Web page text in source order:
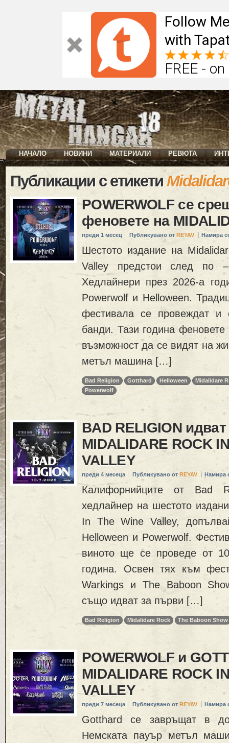
Follow
with
FREE -
НАЧАЛО НОВИНИ МАТЕРИАЛИ РЕВЮТА
Публикации с етикети
POWERWOLF се
феновете на
преди 1 месец Публикувано от REYAV Намира
Шестото издание на
Valley предстои след по
Хедлайнери през 2026-а
Powerwolf и Helloween.
фестивала се провеждат и
банди. Тази година
възможност да се видят на
метъл машина […]
Bad Religion Gotthard Helloween
Midalidare
Powerwolf
BAD RELIGION
MIDALIDARE ROCK
VALLEY
преди 4 месеца Публикувано от REYAV Намира
Калифорнийците от Bad
хедлайнер на шестото
In The Wine Valley,
Helloween и Powerwolf.
виното ще се проведе от
година. Освен тях към
Warkings и The Baboon
също идват за първи […]
Bad Religion Midalidare Rock The Baboon Show
POWERWOLF и
MIDALIDARE ROCK
VALLEY
преди 7 месеца Публикувано от REYAV Намира
Gotthard се завръщат в
Немската пауър метъл